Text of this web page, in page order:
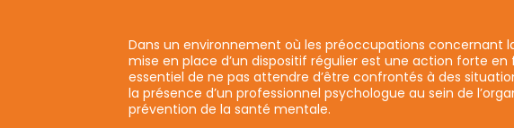
Dans un environnement où les préoccupations concernant
mise en place d’un dispositif régulier est une action forte en
essentiel de ne pas attendre d’être confrontés à des
la présence d’un professionnel psychologue au sein de
prévention de la santé mentale.